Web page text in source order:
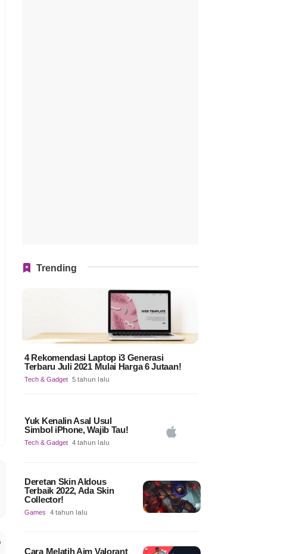
Trending
4 Rekomendasi Laptop i3 Generasi
Terbaru Juli 2021 Mulai Harga 6 Jutaan!
Tech & Gadget 5 tahun lalu
Yuk Kenalin Asal Usul
Simbol iPhone, Wajib Tau!
Tech & Gadget 4 tahun lalu
Deretan Skin Aldous
Terbaik 2022, Ada Skin
Collector!
Games 4 tahun lalu
Cara Melatih Aim Valorant